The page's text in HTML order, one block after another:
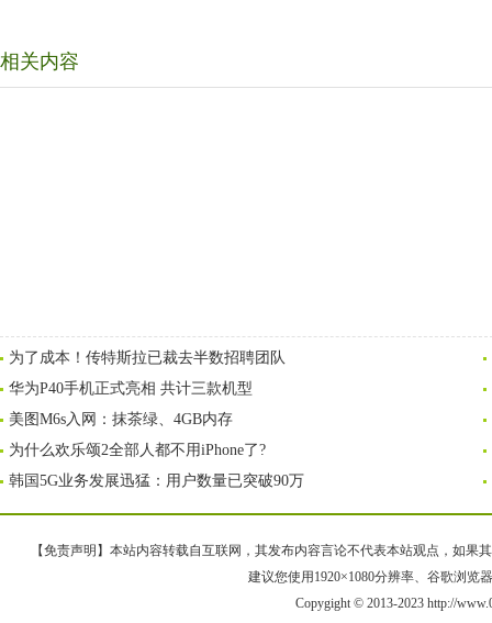
相关内容
为了成本！传特斯拉已裁去半数招聘团队
华为P40手机正式亮相 共计三款机型
美图M6s入网：抹茶绿、4GB内存
为什么欢乐颂2全部人都不用iPhone了?
韩国5G业务发展迅猛：用户数量已突破90万
【免责声明】本站内容转载自互联网，其发布内容言论不代表本站观点，如果
建议您使用1920×1080分辨率、谷歌浏览
Copygight © 2013-2023 http://